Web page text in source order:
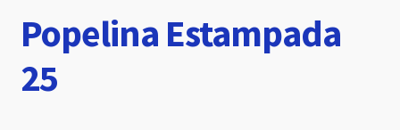
Popelina Estampada
25